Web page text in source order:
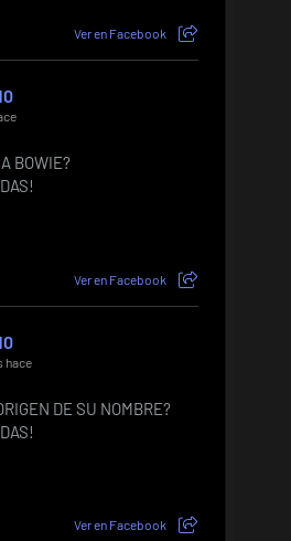
Ver en Facebook
BOWIE?
Ver en Facebook
hace
DE SU NOMBRE?
Ver en Facebook